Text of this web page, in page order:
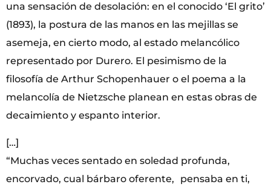
una sensación de desolación: en el conocido ‘El grito’
(1893), la postura de las manos en las mejillas se
asemeja, en cierto modo, al estado melancólico
representado por Durero. El pesimismo de la
filosofía de Arthur Schopenhauer o el poema a la
melancolía de Nietzsche planean en estas obras de
decaimiento y espanto interior.
[…]
“Muchas veces sentado en soledad profunda,
encorvado, cual bárbaro oferente, pensaba en ti,